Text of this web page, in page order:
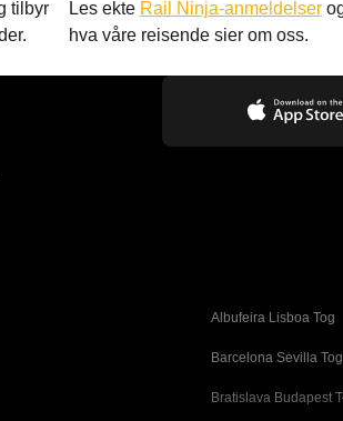
tilbyr
Les ekte Rail Ninja-anmeldelser
hva våre reisende sier om oss.
Albufeira Lisboa Tog
Barcelona Sevilla Tog
Bratislava Budapest